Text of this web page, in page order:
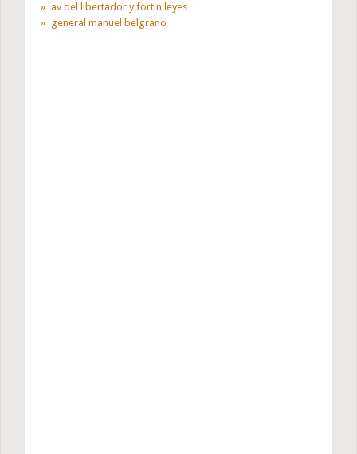
av del libertador y fortin leyes
general manuel belgrano